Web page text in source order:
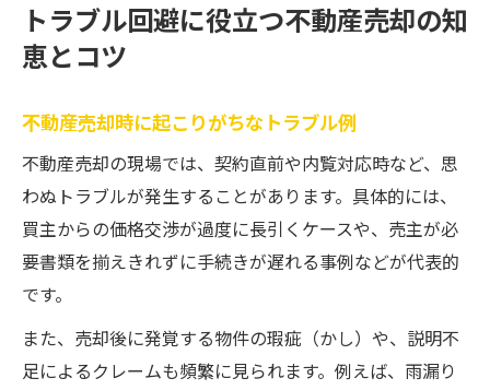
トラブル回避に役立つ不動産売却の知
恵とコツ
不動産売却時に起こりがちなトラブル例
不動産売却の現場では、契約直前や内覧対応時など、思
わぬトラブルが発生することがあります。具体的には、
買主からの価格交渉が過度に長引くケースや、売主が必
要書類を揃えきれずに手続きが遅れる事例などが代表的
です。
また、売却後に発覚する物件の瑕疵（かし）や、説明不
足によるクレームも頻繁に見られます。例えば、雨漏り